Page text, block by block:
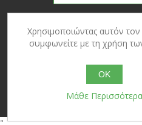
Copyright © 2026
Powered by
Χρησιμοποιώντας αυτόν
συμφωνείτε με τη χρήση
OK
Μάθε Περισσότερα